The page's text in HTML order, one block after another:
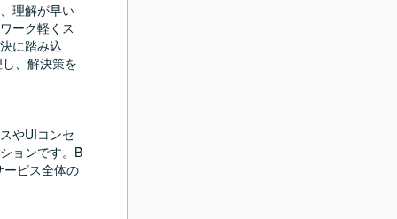
理解が早い
ーク軽くス
に踏み込
、解決策を
やUIコンセ
ョンです。B
ビス全体の